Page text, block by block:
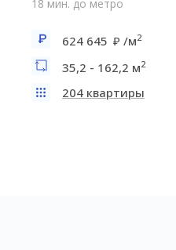
18 мин. до метро
624 645 /м2
35,2 - 162,2 м2
204 квартиры